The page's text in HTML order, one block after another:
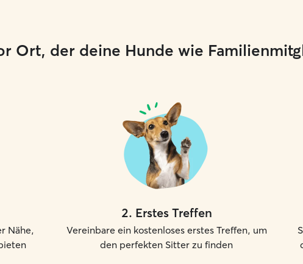
Ort, der deine Hunde wie
Nähe,
2. Erstes Treffen
Vereinbare ein kostenloses erstes Treffen, um
den perfekten Sitter zu finden